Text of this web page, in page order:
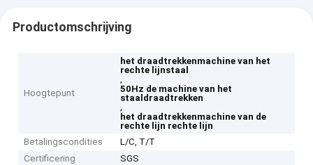
Productomschrijving
Hoogtepunt
het draadtrekkenmachine van het
rechte lijnstaal
,
50Hz de machine van het
staaldraadtrekken
,
het draadtrekkenmachine van de
rechte lijn rechte lijn
Betalingscondities
L/C, T/T
Certificering
SGS